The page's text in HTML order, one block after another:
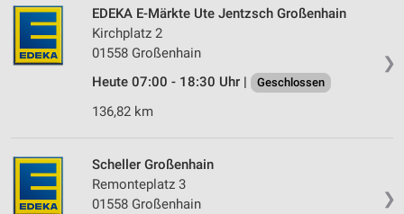
❯
EDEKA E-Märkte Ute Jentzsch Großenhain
Kirchplatz 2
01558 Großenhain
Heute 07:00 - 18:30 Uhr |
Geschlossen
136,82 km
❯
Scheller Großenhain
Remonteplatz 3
01558 Großenhain